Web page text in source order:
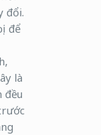
đổi.
để
là
đều